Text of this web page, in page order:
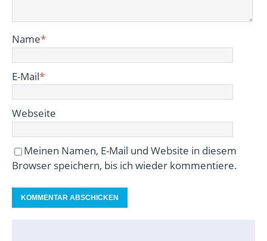
Name*
E-Mail*
Webseite
Meinen Namen, E-Mail und Website in diesem
Browser speichern, bis ich wieder kommentiere.